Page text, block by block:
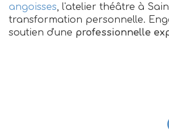
angoisses, l'atelier théâtre à
transformation personnelle.
soutien d'une professionnelle